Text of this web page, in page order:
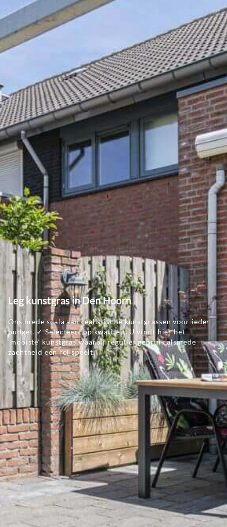
Leg kunstgras in Den Hoorn
Ons brede scala aan realistische kunstgrassen voor ieder
budget. ✓ Selecteert op kwaliteit. U vindt hier het
'mooiste' kunstgras waarbij regulier gebruik alsmede
zachtheid een rol speelt.